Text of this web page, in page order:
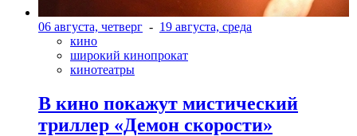
06 августа, четверг - 19 августа, среда
кино
широкий кинопрокат
кинотеатры
В кино покажут мистический
триллер «Демон скорости»